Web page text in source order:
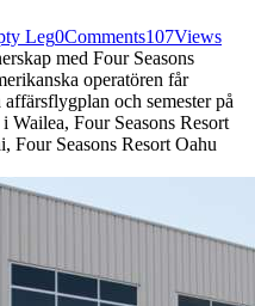
Leg0Comments107Views
med Four Seasons
operatören får
och semester på
Wailea, Four Seasons Resort
Four Seasons Resort Oahu